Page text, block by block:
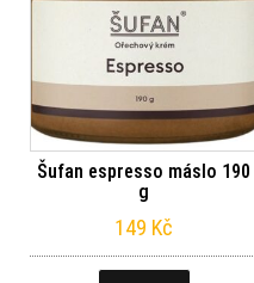
Šufan espresso máslo 190
g
149 Kč